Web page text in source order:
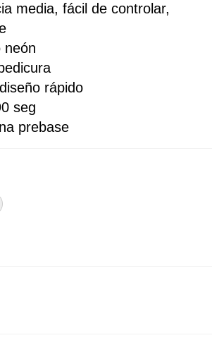
media, fácil de controlar,
neón
rápido
seg
prebase